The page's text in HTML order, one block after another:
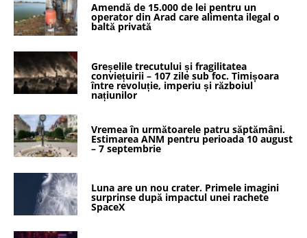
Amendă de 15.000 de lei pentru un
operator din Arad care alimenta ilegal o
baltă privată
Greșelile trecutului și fragilitatea
conviețuirii – 107 zile sub foc. Timișoara
între revoluție, imperiu și războiul
națiunilor
Vremea în următoarele patru săptămâni.
Estimarea ANM pentru perioada 10 august
– 7 septembrie
Luna are un nou crater. Primele imagini
surprinse după impactul unei rachete
SpaceX